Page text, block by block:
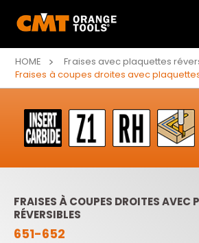
HOME
Fraises avec plaquettes
Fraises à coupes droites avec
FRAISES À COUPES DROITES AVEC
RÉVERSIBLES
651-652